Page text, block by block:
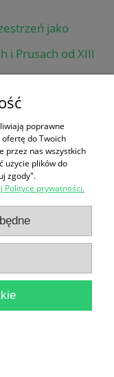
jako
i Prusach od XIII
do koszyka
nadbałtyckich /
poprawne
do Twoich
przez nas wszystkich
użycie plików do
zgody".
Polityce prywatności.